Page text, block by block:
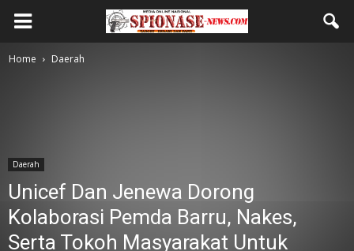
Home Daerah
Daerah
Unicef Dan Jenewa Dorong
Kolaborasi Pemda Barru, Nakes,
Serta Tokoh Masyarakat Untuk